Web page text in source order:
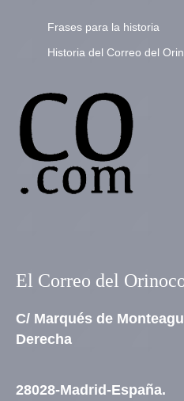
Frases para la historia
Historia del Correo del
El Correo del
C/ Marqués de
Derecha
28028-Madrid-España.